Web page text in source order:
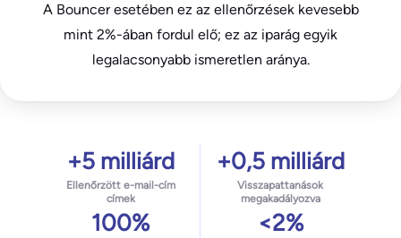
A Bouncer esetében ez az ellenőrzések kevesebb
mint 2%-ában fordul elő; ez az iparág egyik
legalacsonyabb ismeretlen aránya.
+5 milliárd
Ellenőrzött e-mail-cím
címek
+0,5 milliárd
Visszapattanások
megakadályozva
100% <2%